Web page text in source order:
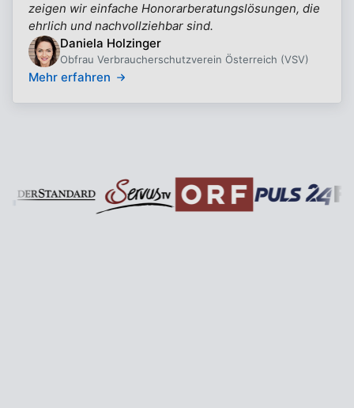
zeigen wir einfache Honorarberatungslösungen, die
ehrlich und nachvollziehbar sind.
Daniela Holzinger
Obfrau Verbraucherschutzverein Österreich (VSV)
Mehr erfahren